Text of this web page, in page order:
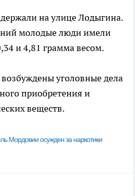
на улице Лодыгина.
молодые люди имели
и 4,81 грамма весом.
уголовные дела
приобретения и
веществ.
Мордовии осужден за наркотики